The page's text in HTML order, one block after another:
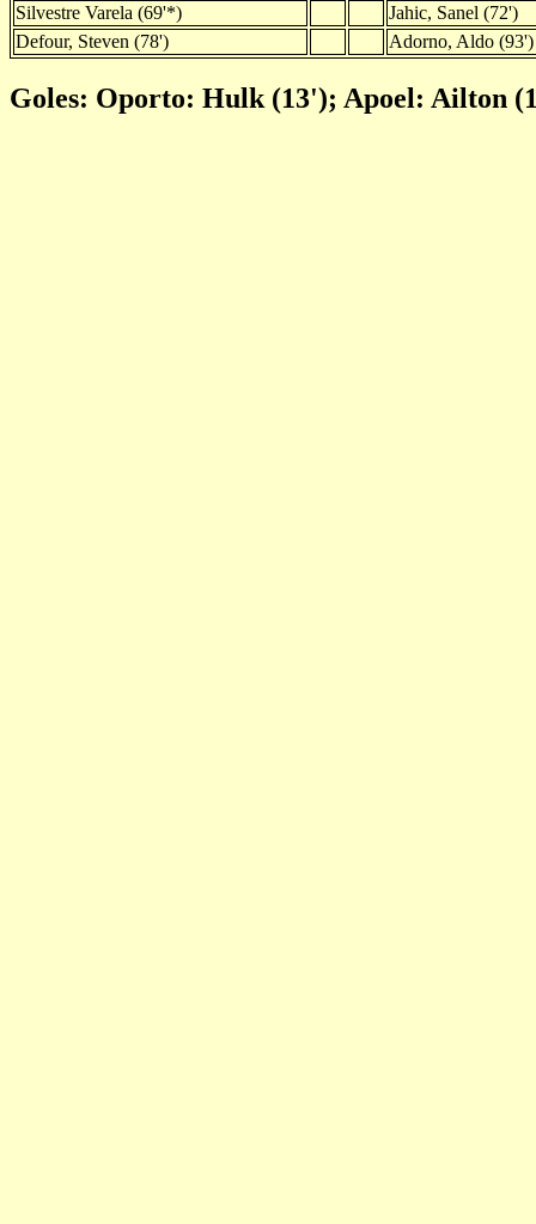
Silvestre Varela (69'*)
Jahic, Sanel (72')
Defour, Steven (78')
Adorno, Aldo (93')
Goles: Oporto: Hulk (13'); Apoel: Ailton